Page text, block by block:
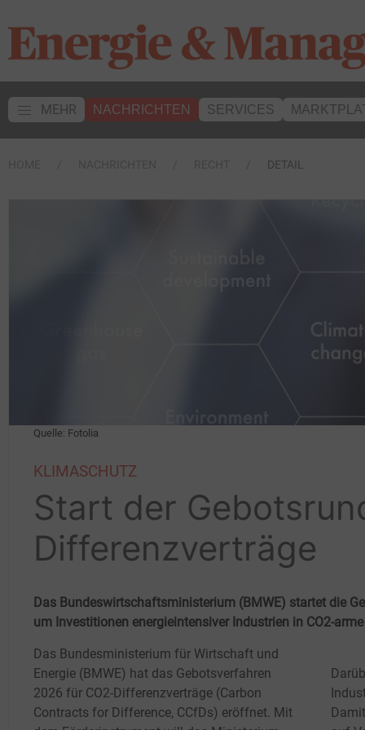
MEHR NACHRICHTEN SERVICES
DETAIL
Quelle: Fotolia
KLIMASCHUTZ
Start der
Differenzverträge
Das Bundeswirtschaftsministerium (BMWE) startet die
um Investitionen energieintensiver Industrien in CO2-
Das Bundesministerium für Wirtschaft und
Energie (BMWE) hat das Gebotsverfahren
2026 für CO2-Differenzverträge (Carbon
Contracts for Difference, CCfDs) eröffnet. Mit